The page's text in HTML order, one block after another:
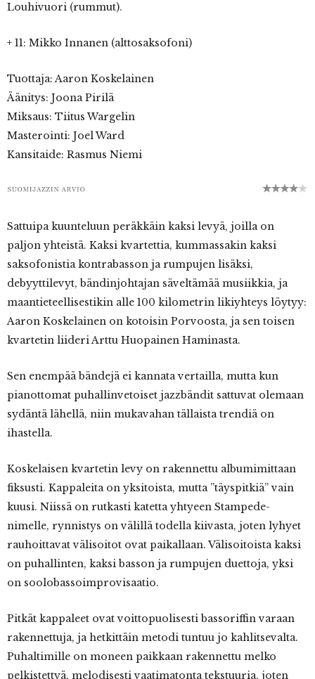
Louhivuori (rummut).
+ 11: Mikko Innanen (alttosaksofoni)
Tuottaja: Aaron Koskelainen
Äänitys: Joona Pirilä
Miksaus: Tiitus Wargelin
Masterointi: Joel Ward
Kansitaide: Rasmus Niemi
Sattuipa kuunteluun peräkkäin kaksi levyä, joilla on
paljon yhteistä. Kaksi kvartettia, kummassakin kaksi
saksofonistia kontrabasson ja rumpujen lisäksi,
debyyttilevyt, bändinjohtajan säveltämää musiikkia, ja
maantieteellisestikin alle 100 kilometrin likiyhteys löytyy:
Aaron Koskelainen on kotoisin Porvoosta, ja sen toisen
kvartetin liideri Arttu Huopainen Haminasta.
Sen enempää bändejä ei kannata vertailla, mutta kun
pianottomat puhallinvetoiset jazzbändit sattuvat olemaan
sydäntä lähellä, niin mukavahan tällaista trendiä on
ihastella.
Koskelaisen kvartetin levy on rakennettu albumimittaan
fiksusti. Kappaleita on yksitoista, mutta ”täyspitkiä” vain
kuusi. Niissä on rutkasti katetta yhtyeen Stampede-
nimelle, rynnistys on välillä todella kiivasta, joten lyhyet
rauhoittavat välisoitot ovat paikallaan. Välisoitoista kaksi
on puhallinten, kaksi basson ja rumpujen duettoja, yksi
on soolobassoimprovisaatio.
Pitkät kappaleet ovat voittopuolisesti bassoriffin varaan
rakennettuja, ja hetkittäin metodi tuntuu jo kahlitsevalta.
Puhaltimille on moneen paikkaan rakennettu melko
pelkistettyä, melodisesti vaatimatonta tekstuuria, joten